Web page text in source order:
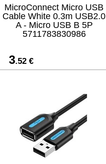
MicroConnect Micro USB
Cable White 0.3m USB2.0
A - Micro USB B 5P
5711783830986
3.52 €